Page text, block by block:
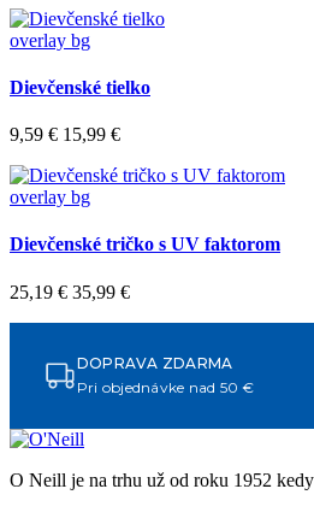
overlay bg
Dievčenské tielko
9,59 € 15,99 €
overlay bg
Dievčenské tričko s UV faktorom
25,19 € 35,99 €
DOPRAVA ZDARMA
Pri objednávke nad 50 €
O Neill je na trhu už od roku 1952